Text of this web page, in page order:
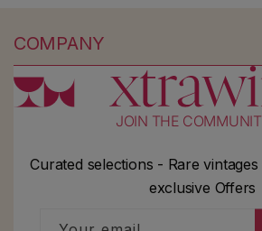
COMPANY
JOIN THE
Curated selections - Rare
exclusive Offers